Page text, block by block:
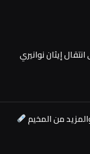
إيثان نوانيري
من المخيم